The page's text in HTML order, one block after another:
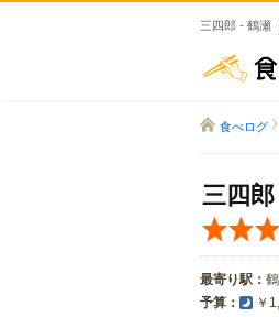
三四郎 - 鶴瀬
食べログ
三四郎
最寄り駅：
予算： ￥